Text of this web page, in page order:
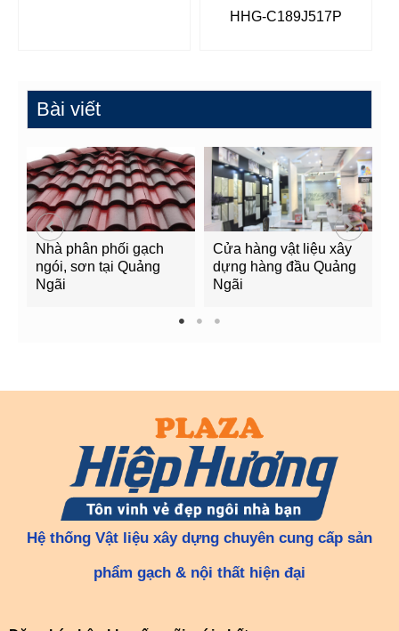
HHG-C189J517P
Bài viết
Nhà phân phối gạch
ngói, sơn tại Quảng
Ngãi
Cửa hàng vật liệu xây
dựng hàng đầu Quảng
Ngãi
1 2 3
Hệ thống Vật liệu xây dựng chuyên cung cấp sản
phẩm gạch & nội thất hiện đại